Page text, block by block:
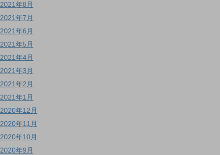
2021年8月
2021年7月
2021年6月
2021年5月
2021年4月
2021年3月
2021年2月
2021年1月
2020年12月
2020年11月
2020年10月
2020年9月